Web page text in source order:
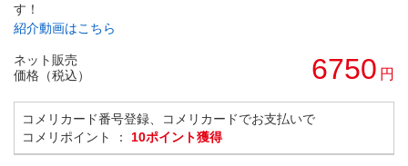
す！
紹介動画はこちら
ネット販売
価格（税込）
6750 円
コメリカード番号登録、コメリカードでお支払いで
コメリポイント ： 10ポイント獲得